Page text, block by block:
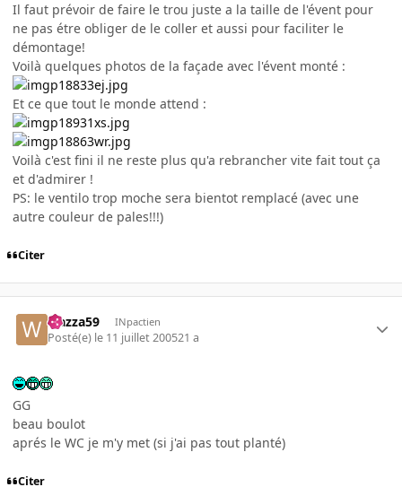
Il faut prévoir de faire le trou juste a la taille de l'évent pour
ne pas étre obliger de le coller et aussi pour faciliter le
démontage!
Voilà quelques photos de la façade avec l'évent monté :
Et ce que tout le monde attend :
Voilà c'est fini il ne reste plus qu'a rebrancher vite fait tout ça
et d'admirer !
PS: le ventilo trop moche sera bientot remplacé (avec une
autre couleur de pales!!!)
Citer
wazza59 INpactien
Posté(e) le 11 juillet 200521 a
GG
beau boulot
aprés le WC je m'y met (si j'ai pas tout planté)
Citer